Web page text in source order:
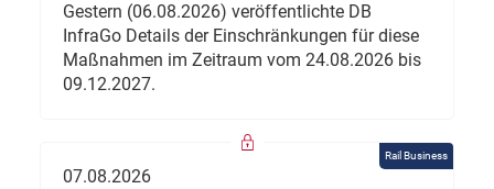
Gestern (06.08.2026) veröffentlichte DB
InfraGo Details der Einschränkungen für diese
Maßnahmen im Zeitraum vom 24.08.2026 bis
09.12.2027.
Rail Business
07.08.2026